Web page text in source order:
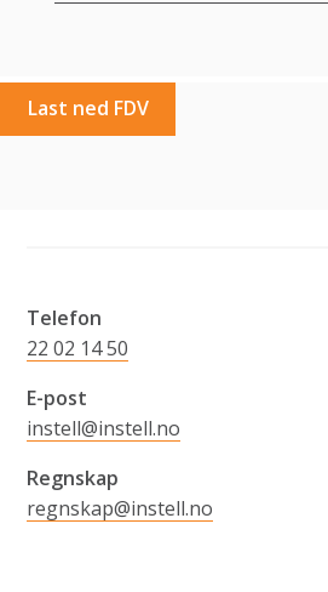
Last ned FDV
Telefon
22 02 14 50
E-post
instell@instell.no
Regnskap
regnskap@instell.no